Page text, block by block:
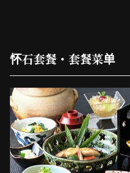
怀石套餐・套餐菜单